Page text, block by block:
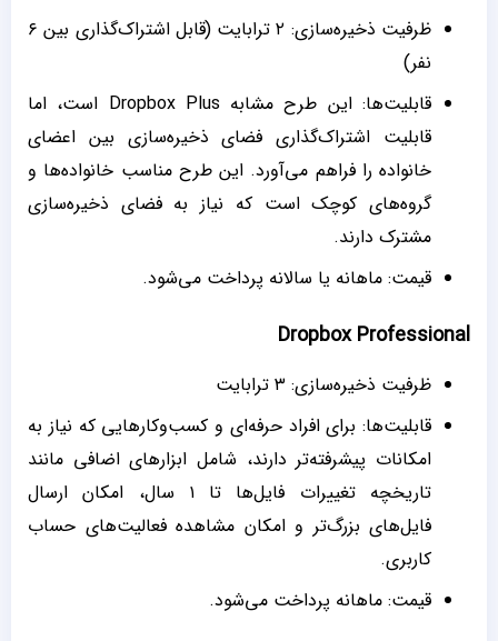
ظرفیت ذخیره‌سازی: ۲ ترابایت (قابل اشتراک‌گذاری بین ۶
نفر)
قابلیت‌ها: این طرح مشابه Dropbox Plus است، اما
قابلیت اشتراک‌گذاری فضای ذخیره‌سازی بین اعضای
خانواده را فراهم می‌آورد. این طرح مناسب خانواده‌ها و
گروه‌های کوچک است که نیاز به فضای ذخیره‌سازی
مشترک دارند.
قیمت: ماهانه یا سالانه پرداخت می‌شود.
Dropbox Professional
ظرفیت ذخیره‌سازی: ۳ ترابایت
قابلیت‌ها: برای افراد حرفه‌ای و کسب‌وکارهایی که نیاز به
امکانات پیشرفته‌تر دارند، شامل ابزارهای اضافی مانند
تاریخچه تغییرات فایل‌ها تا ۱ سال، امکان ارسال
فایل‌های بزرگ‌تر و امکان مشاهده فعالیت‌های حساب
کاربری.
قیمت: ماهانه پرداخت می‌شود.